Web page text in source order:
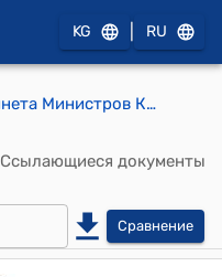
KG RU
Постановление Кабинета Министров Кыргызской Республики от 16 мая 2023 года № 259 "О внесении изменения в постановление Кабинета Министров Кыргызской Республики "О мерах по упорядочению использования служебного и дежурного автотранспорта государственных органов и органов местного самоуправления Кыргызской Республики" от 30 апреля 2022 года № 240"
Ссылающиеся документы
Сравнение